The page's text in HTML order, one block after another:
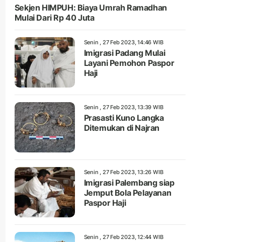
Sekjen HIMPUH: Biaya Umrah Ramadhan
Mulai Dari Rp 40 Juta
Senin , 27 Feb 2023, 14:46 WIB
Imigrasi Padang Mulai
Layani Pemohon Paspor
Haji
Senin , 27 Feb 2023, 13:39 WIB
Prasasti Kuno Langka
Ditemukan di Najran
Senin , 27 Feb 2023, 13:26 WIB
Imigrasi Palembang siap
Jemput Bola Pelayanan
Paspor Haji
Senin , 27 Feb 2023, 12:44 WIB